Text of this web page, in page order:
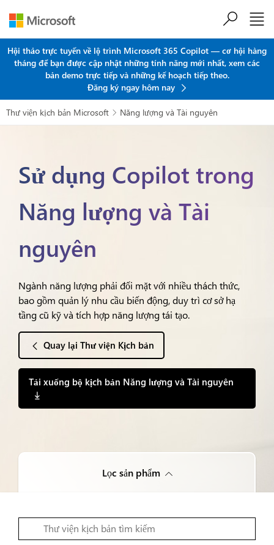
Hội thảo trực tuyến về lộ trình Microsoft 365 Copilot — cơ hội hàng
tháng để bạn được cập nhật những tính năng mới nhất, xem các
bản demo trực tiếp và những kế hoạch tiếp theo.
Đăng ký ngay hôm nay
Thư viện kịch bản Microsoft  Năng lượng và Tài nguyên
Sử dụng Copilot trong
Năng lượng và Tài
nguyên
Ngành năng lượng phải đối mặt với nhiều thách thức,
bao gồm quản lý nhu cầu biến động, duy trì cơ sở hạ
tầng cũ kỹ và tích hợp năng lượng tái tạo.
Quay lại Thư viện Kịch bản
Tải xuống bộ kịch bản Năng lượng và Tài nguyên
Lọc sản phẩm